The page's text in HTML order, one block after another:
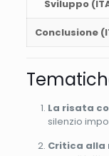
Sviluppo
Conclusione
La risata
silenzio
Critica alla